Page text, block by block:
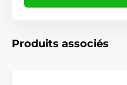
Produits associés